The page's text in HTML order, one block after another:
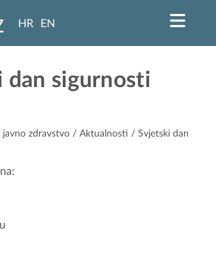
HR EN
dan sigurnosti
javno zdravstvo / Aktualnosti / Svjetski dan